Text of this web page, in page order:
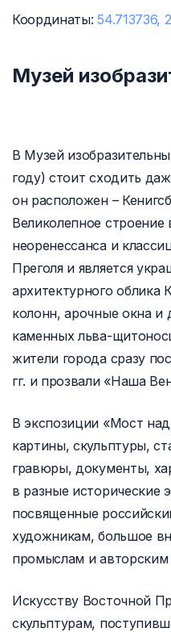
Координаты:54.713736,
Музей
В Музей
году) стоит сходить
он расположен –
Великолепное строение
неоренессанса и
Преголя и является
архитектурного облика
колонн, арочные окна и
каменных льва-
жители города сразу
гг. и прозвали «Наша
В экспозиции «Мост
картины, скульптуры,
гравюры, документы,
в разные исторические
посвященные
художникам, большое
промыслам и авторским
Искусству Восточной
скульптурам,